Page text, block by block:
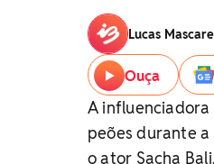
Lucas
Ouça
A influenciadora
peões durante a
o ator Sacha